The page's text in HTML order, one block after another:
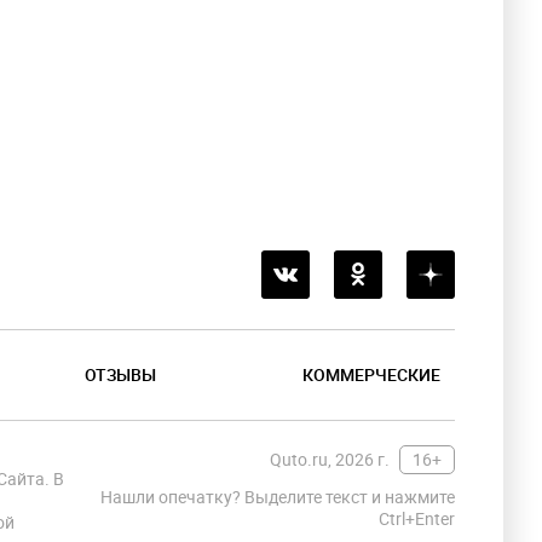
ОТЗЫВЫ КОММЕРЧЕСКИЕ
Quto.ru, 2026 г.
16+
Нашли опечатку? Выделите текст и нажмите
Ctrl+Enter
В